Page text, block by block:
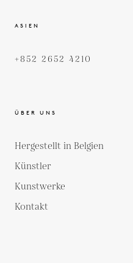
ASIEN
+852 2652 4210
ÜBER UNS
Hergestellt in Belgien
Künstler
Kunstwerke
Kontakt